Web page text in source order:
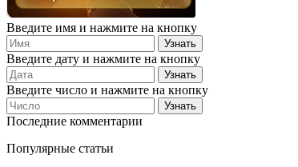
Введите имя и нажмите на кнопку
Введите дату и нажмите на кнопку
Введите число и нажмите на кнопку
Последние комментарии
Популярные статьи